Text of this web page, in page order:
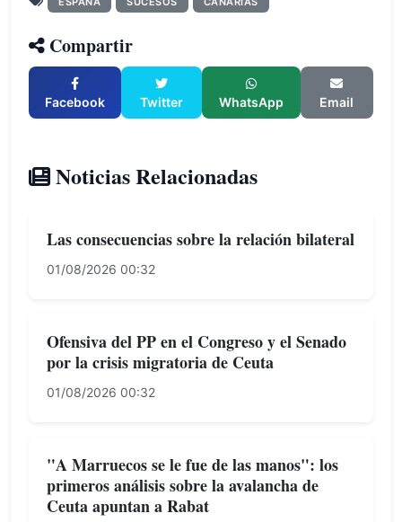
Compartir
Facebook Twitter WhatsApp Email
Noticias Relacionadas
Las consecuencias sobre la relación bilateral
01/08/2026 00:32
Ofensiva del PP en el Congreso y el Senado
por la crisis migratoria de Ceuta
01/08/2026 00:32
"A Marruecos se le fue de las manos": los
primeros análisis sobre la avalancha de
Ceuta apuntan a Rabat